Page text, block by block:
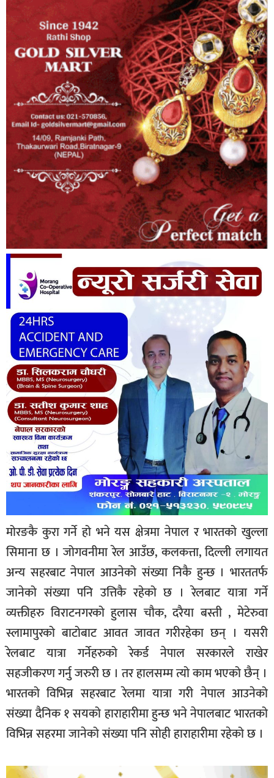
मोरङकै कुरा गर्ने हो भने यस क्षेत्रमा नेपाल र भारतको खुल्ला
सिमाना छ । जोगवनीमा रेल आउँछ, कलकत्ता, दिल्ली लगायत
अन्य सहरबाट नेपाल आउनेको संख्या निकै हुन्छ । भारततर्फ
जानेको संख्या पनि उत्तिकै रहेको छ । रेलबाट यात्रा गर्ने
व्यक्तीहरु विराटनगरको हुलास चौक, दरैया बस्ती , मेटेरुवा
स्लामापुरको बाटोबाट आवत जावत गरीरहेका छन् । यसरी
रेलबाट यात्रा गर्नेहरुको रेकर्ड नेपाल सरकारले राखेर
सहजीकरण गर्नु जरुरी छ । तर हालसम्म त्यो काम भएको छैन् ।
भारतको विभिन्न सहरबाट रेलमा यात्रा गरी नेपाल आउनेको
संख्या दैनिक १ सयको हाराहारीमा हुन्छ भने नेपालबाट भारतको
विभिन्न सहरमा जानेको संख्या पनि सोही हाराहारीमा रहेको छ ।